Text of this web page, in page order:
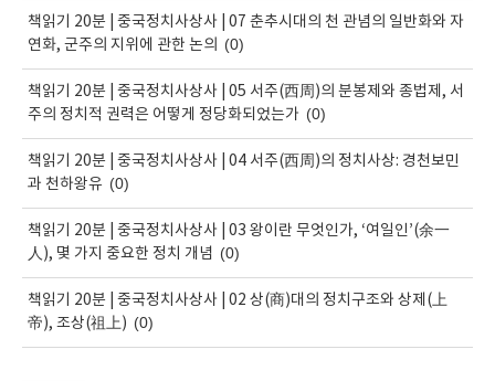
책읽기 20분 | 중국정치사상사 | 07 춘추시대의 천 관념의 일반화와 자
연화, 군주의 지위에 관한 논의
(0)
책읽기 20분 | 중국정치사상사 | 05 서주(西周)의 분봉제와 종법제, 서
주의 정치적 권력은 어떻게 정당화되었는가 (0)
책읽기 20분 | 중국정치사상사 | 04 서주(西周)의 정치사상: 경천보민
과 천하왕유 (0)
책읽기 20분 | 중국정치사상사 | 03 왕이란 무엇인가, ‘여일인’(余一
人), 몇 가지 중요한 정치 개념 (0)
책읽기 20분 | 중국정치사상사 | 02 상(商)대의 정치구조와 상제(上
帝), 조상(祖上) (0)